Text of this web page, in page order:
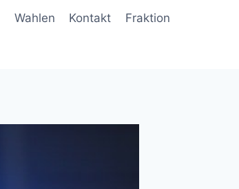
Wahlen Kontakt Fraktion